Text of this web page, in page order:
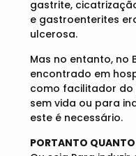
gastrite,
e gastroenterites
ulcerosa.
Mas no entanto, no
encontrado em
como facilitador
sem vida ou para
este é necessário.
PORTANTO